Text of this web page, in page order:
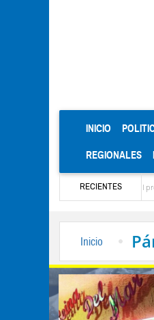
INICIO
REGIONALES
RECIENTES
para el diagnóstico del
Inicio